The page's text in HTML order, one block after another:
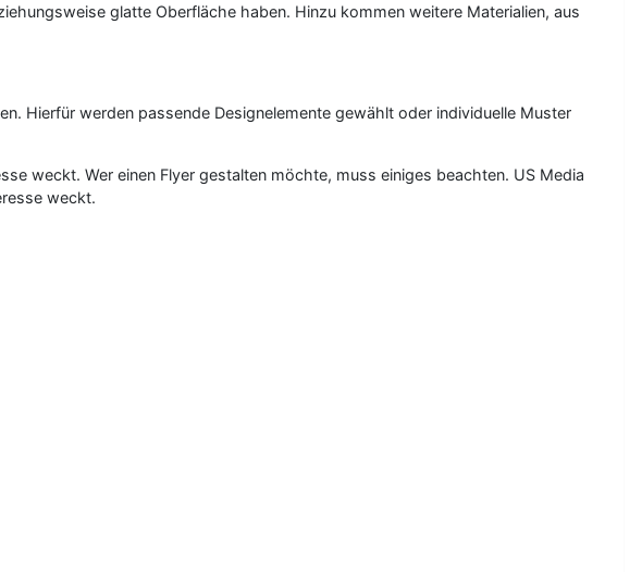
glatte Oberfläche haben. Hinzu kommen weitere Materialien, aus
Hierfür werden passende Designelemente gewählt oder individuelle Muster
weckt. Wer einen Flyer gestalten möchte, muss einiges beachten. US Media
weckt.